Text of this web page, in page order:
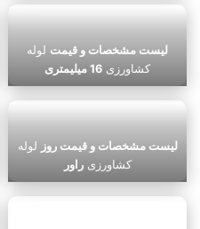
لیست مشخصات و قیمت لوله
کشاورزی 16 میلیمتری
لیست مشخصات و قیمت روز
لوله
کشاورزیراور